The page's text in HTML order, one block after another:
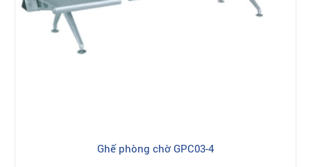
Ghế phòng chờ GPC03-4